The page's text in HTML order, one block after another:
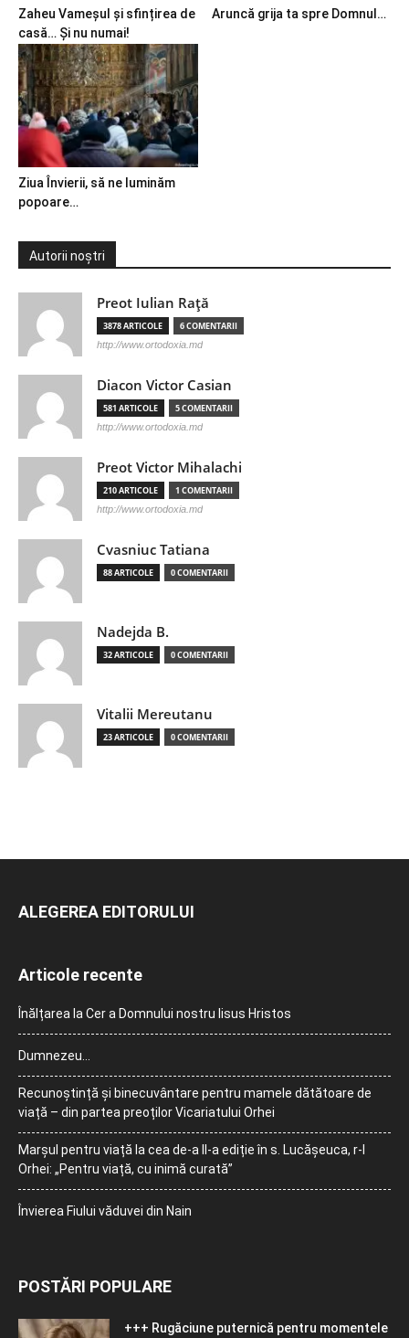
Zaheu Vameșul și sfințirea de
casă… Și nu numai!
Aruncă grija ta spre Domnul…
Ziua Învierii, să ne luminăm
popoare…
Autorii noștri
Preot Iulian Raţă
3878 ARTICOLE 6 COMENTARII
http://www.ortodoxia.md
Diacon Victor Casian
581 ARTICOLE 5 COMENTARII
http://www.ortodoxia.md
Preot Victor Mihalachi
210 ARTICOLE 1 COMENTARII
http://www.ortodoxia.md
Cvasniuc Tatiana
88 ARTICOLE 0 COMENTARII
Nadejda B.
32 ARTICOLE 0 COMENTARII
Vitalii Mereutanu
23 ARTICOLE 0 COMENTARII
ALEGEREA EDITORULUI
Articole recente
Înălțarea la Cer a Domnului nostru Iisus Hristos
Dumnezeu…
Recunoștință și binecuvântare pentru mamele dătătoare de
viață – din partea preoților Vicariatului Orhei
Marșul pentru viață la cea de-a II-a ediție în s. Lucășeuca, r-l
Orhei: „Pentru viață, cu inimă curată”
Învierea Fiului văduvei din Nain
POSTĂRI POPULARE
+++ Rugăciune puternică pentru momentele